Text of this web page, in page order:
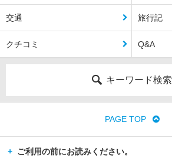
交通 旅行記
クチコミ Q&A
キーワード検索
PAGE TOP
ご利用の前にお読みください。